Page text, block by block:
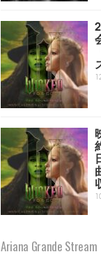
Ariana Grande Stream